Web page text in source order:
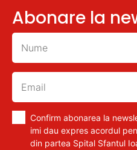
Abonare la
Confirm abonarea la
imi dau expres acordul
din partea Spital Sfantul